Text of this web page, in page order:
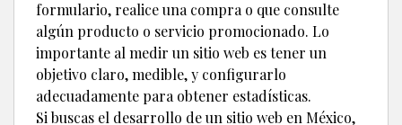
formulario, realice una compra o que consulte
algún producto o servicio promocionado. Lo
importante al medir un sitio web es tener un
objetivo claro, medible, y configurarlo
adecuadamente para obtener estadísticas.
Si buscas el desarrollo de un sitio web en México,